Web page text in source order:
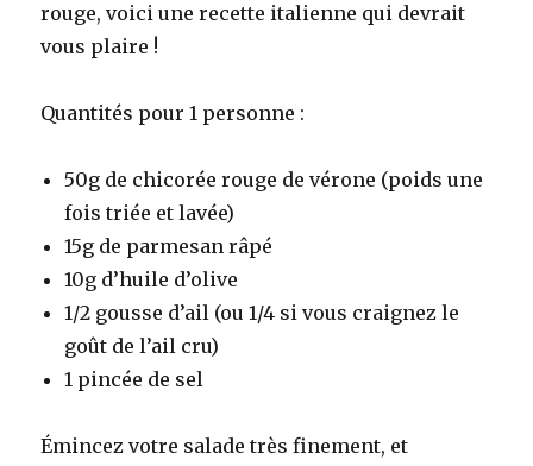
rouge, voici une recette italienne qui devrait
vous plaire !
Quantités pour 1 personne :
50g de chicorée rouge de vérone (poids une
fois triée et lavée)
15g de parmesan râpé
10g d’huile d’olive
1/2 gousse d’ail (ou 1/4 si vous craignez le
goût de l’ail cru)
1 pincée de sel
Émincez votre salade très finement, et